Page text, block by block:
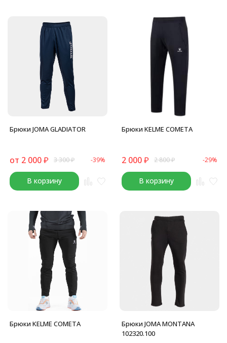
Брюки JOMA GLADIATOR
от 2 000₽ 3 300₽ -39%
В корзину
Брюки KELME COMETA
2 000₽ 2 800₽ -29%
В корзину
Брюки KELME COMETA
Брюки JOMA MONTANA
102320.100